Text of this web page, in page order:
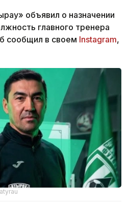
объявил о назначении
главного тренера
сообщил в своем Instagram,